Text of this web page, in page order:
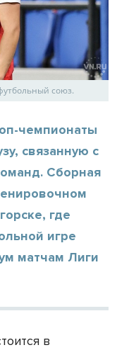
союз.
чемпионаты
связанную с
Сборная
где
игре
матчам Лиги
в